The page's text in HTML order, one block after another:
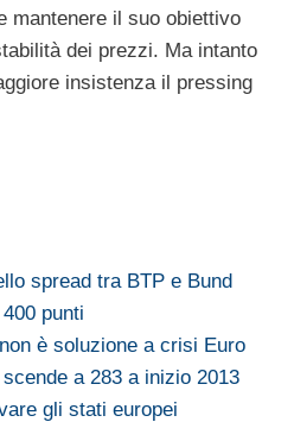
mantenere il suo obiettivo
dei prezzi. Ma intanto
insistenza il pressing
spread tra BTP e Bund
punti
è soluzione a crisi Euro
a 283 a inizio 2013
gli stati europei